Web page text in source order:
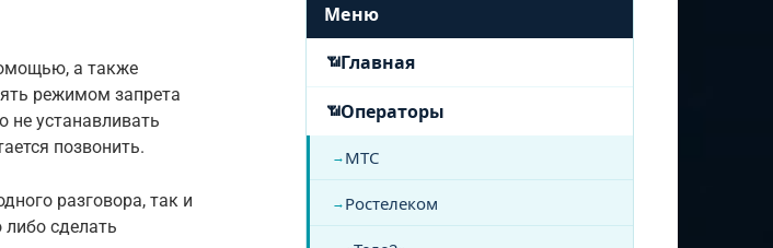
а также
режимом запрета
устанавливать
позвонить.
разговора, так и
сделать
Меню
Главная
Операторы
МТС
Ростелеком